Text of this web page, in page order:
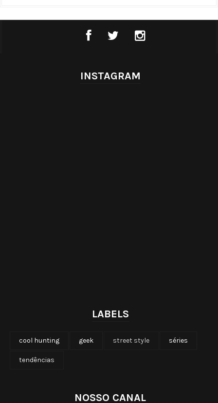
INSTAGRAM
LABELS
cool hunting geek street style séries
tendências
NOSSO CANAL